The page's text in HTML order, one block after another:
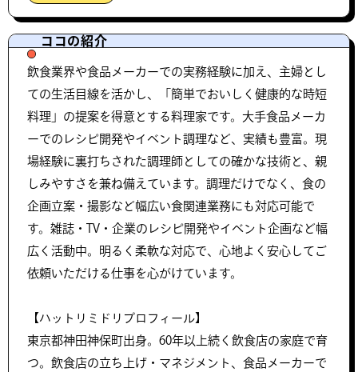
ココの紹介
飲食業界や食品メーカーでの実務経験に加え、主婦とし
ての生活目線を活かし、「簡単でおいしく健康的な時短
料理」の提案を得意とする料理家です。大手食品メーカ
ーでのレシピ開発やイベント調理など、実績も豊富。現
場経験に裏打ちされた調理師としての確かな技術と、親
しみやすさを兼ね備えています。調理だけでなく、食の
企画立案・撮影など幅広い食関連業務にも対応可能で
す。雑誌・TV・企業のレシピ開発やイベント企画など幅
広く活動中。明るく柔軟な対応で、心地よく安心してご
依頼いただける仕事を心がけています。
【ハットリミドリプロフィール】
東京都神田神保町出身。60年以上続く飲食店の家庭で育
つ。飲食店の立ち上げ・マネジメント、食品メーカーで